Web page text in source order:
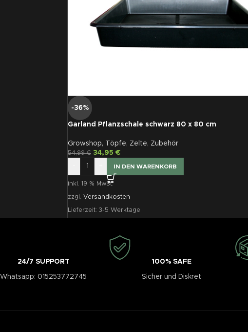
-36%
Garland Pflanzschale schwarz 80 x 80 cm
Growshop, Töpfe, Zelte, Zubehör
54,99€ 34,95 €
IN DEN WARENKORB
inkl. 19 % MwSt.
zzgl. Versandkosten
Lieferzeit: 3-5 Werktage
24/7 SUPPORT
Whatsapp: 015253772745
100% SAFE
Sicher und Diskret